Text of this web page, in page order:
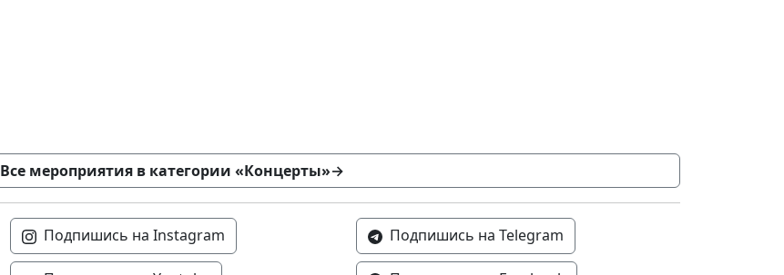
Все мероприятия в категории «Концерты»→
Подпишись на Instagram Подпишись на Telegram